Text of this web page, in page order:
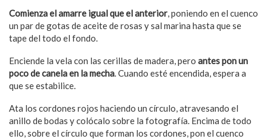
Comienza el amarre igual que el anterior, poniendo en el cuenco
un par de gotas de aceite de rosas y sal marina hasta que se
tape del todo el fondo.
Enciende la vela con las cerillas de madera, pero antes pon un
poco de canela en la mecha. Cuando esté encendida, espera a
que se estabilice.
Ata los cordones rojos haciendo un círculo, atravesando el
anillo de bodas y colócalo sobre la fotografía. Encima de todo
ello, sobre el círculo que forman los cordones, pon el cuenco